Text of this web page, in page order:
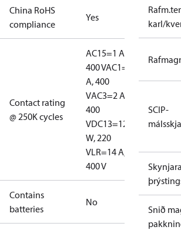
China RoHS
compliance
Yes
Contact rating
@ 250K cycles
AC15=1 A,
400 VAC1=10
A, 400
VAC3=2 A,
400
VDC13=12
W, 220
VLR=14 A,
400 V
Contains
batteries
No
karl/
SCIP-
Snið